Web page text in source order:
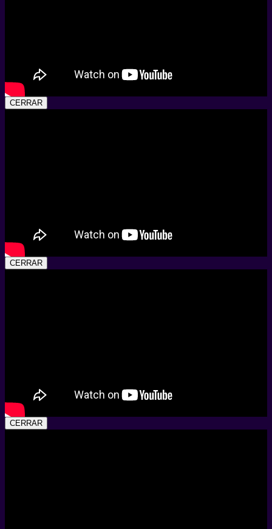
CERRAR
CERRAR
CERRAR